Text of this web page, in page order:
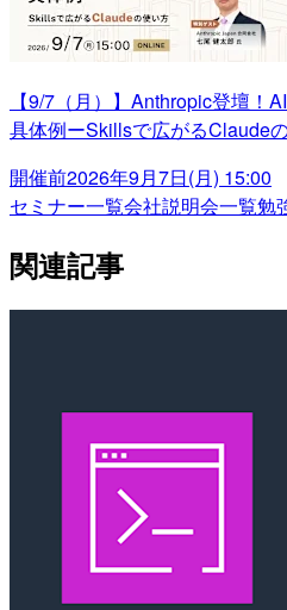
【9/7（月）】Anthropic登壇！
具体例ーSkillsで広がるClaude
開催前2026年9月7日(月) 15:00
セミナー一覧会社説明会一覧勉
関連記事